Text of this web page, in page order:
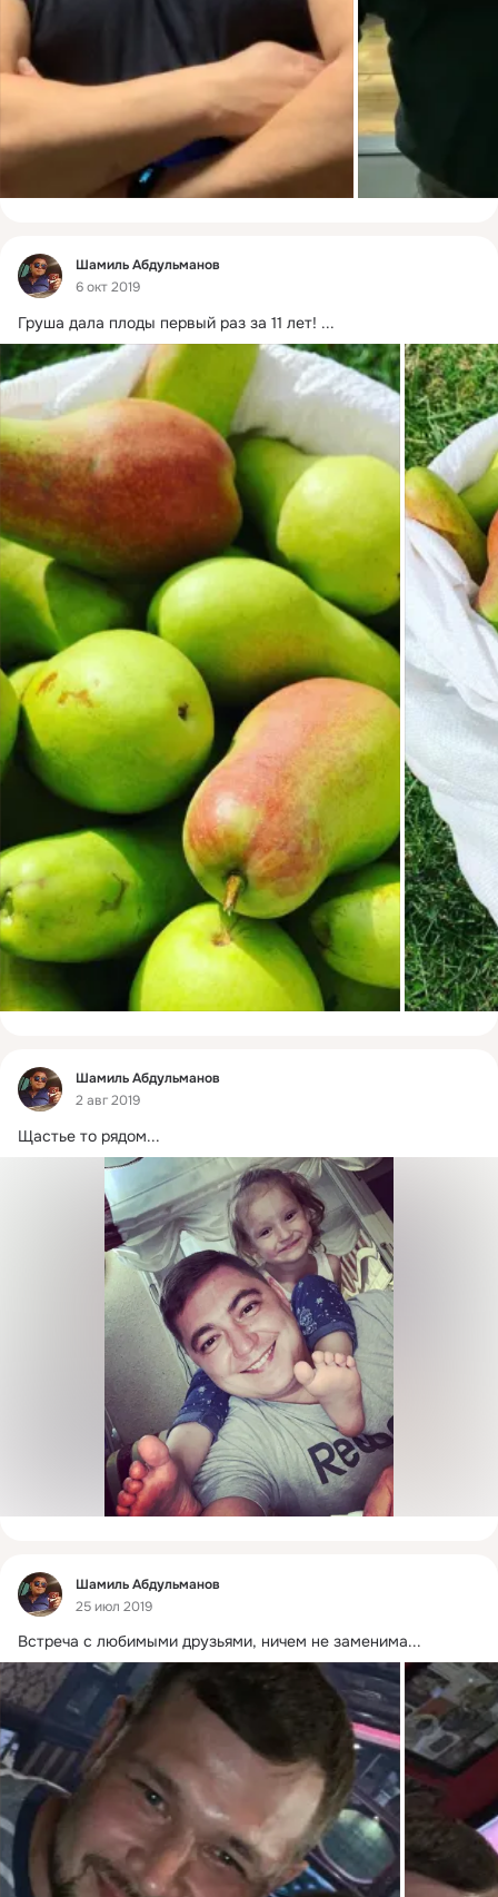
Фид
Шамиль Абдульманов
6 окт 2019
Груша дала плоды первый раз за 11 лет! ...
Фид
Шамиль Абдульманов
2 авг 2019
Щастье то рядом...
Фид
Шамиль Абдульманов
25 июл 2019
Встреча с любимыми друзьями, ничем не заменима...